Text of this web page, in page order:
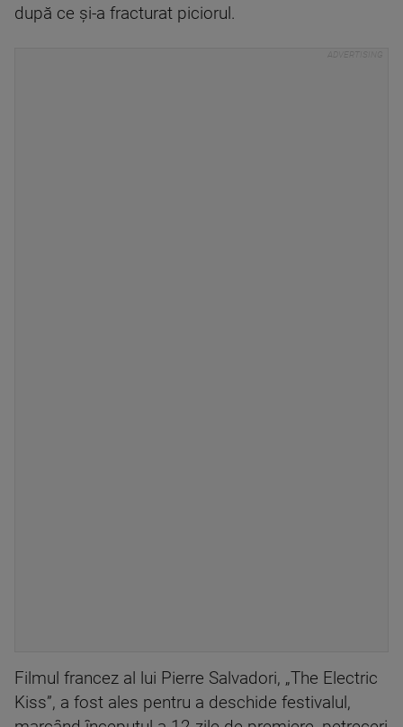
după ce și-a fracturat piciorul.
Filmul francez al lui Pierre Salvadori, „The Electric
Kiss”, a fost ales pentru a deschide festivalul,